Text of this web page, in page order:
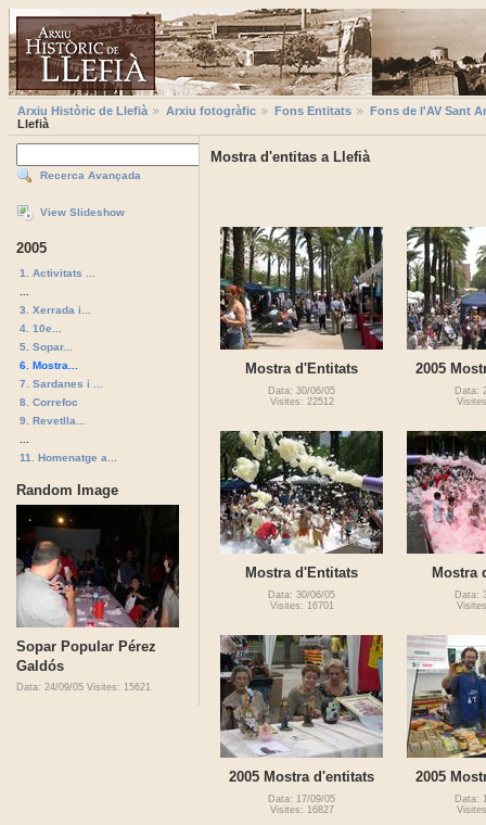
Arxiu Històric de Llefià Arxiu fotogràfic Fons Entitats
Fons de l'AV Sant
Llefià
Recerca Avançada
View Slideshow
2005
1. Activitats ...
3. Xerrada i...
4. 10e...
5. Sopar...
6. Mostra...
7. Sardanes i ...
8. Correfoc
9. Revetlla...
11. Homenatge a...
Random Image
Sopar Popular Pérez
Galdós
Data: 24/09/05 Visites: 15621
Mostra d'entitas a Llefià
Mostra d'Entitats
Data: 30/06/05
Visites: 22512
2005
Data:
Mostra d'Entitats
Data: 30/06/05
Visites: 16701
Mostra
Data:
2005 Mostra d'entitats
Data: 17/09/05
Visites: 16827
2005
Data: